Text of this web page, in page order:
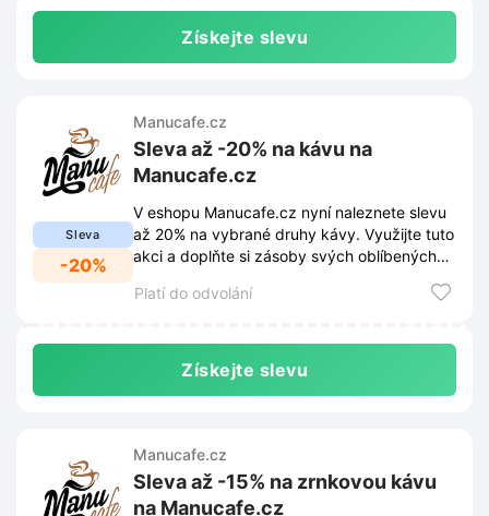
Získejte slevu
Sleva
-20%
Manucafe.cz
Sleva až -20% na kávu na
Manucafe.cz
V eshopu Manucafe.cz nyní naleznete slevu
až 20% na vybrané druhy kávy. Využijte tuto
akci a doplňte si zásoby svých oblíbených
Platí do odvolání
Získejte slevu
Manucafe.cz
Sleva až -15% na zrnkovou kávu
na Manucafe.cz